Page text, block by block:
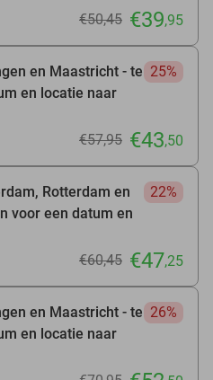
€50,45 €39,95
en Maastricht - te
en locatie naar
25%
€57,95 €43,50
Rotterdam en
voor een datum en
22%
€60,45 €47,25
en Maastricht - te
en locatie naar
26%